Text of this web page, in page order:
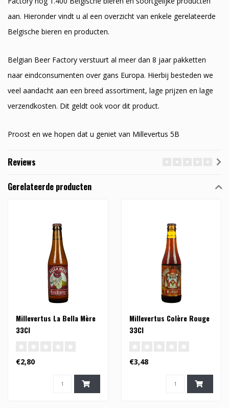
aan. Hieronder vindt u al een overzicht van enkele gerelateerde
Belgische bieren en producten.
Belgian Beer Factory verstuurt al meer dan 8 jaar pakketten
naar eindconsumenten over gans Europa. Hierbij besteden we
veel aandacht aan een breed assortiment, lage prijzen en lage
verzendkosten. Dit geldt ook voor dit product.
Proost en we hopen dat u geniet van Millevertus 5B
Reviews
Gerelateerde producten
Millevertus La Bella Mère
33Cl
€2,80
Millevertus Colère Rouge
33Cl
€3,48